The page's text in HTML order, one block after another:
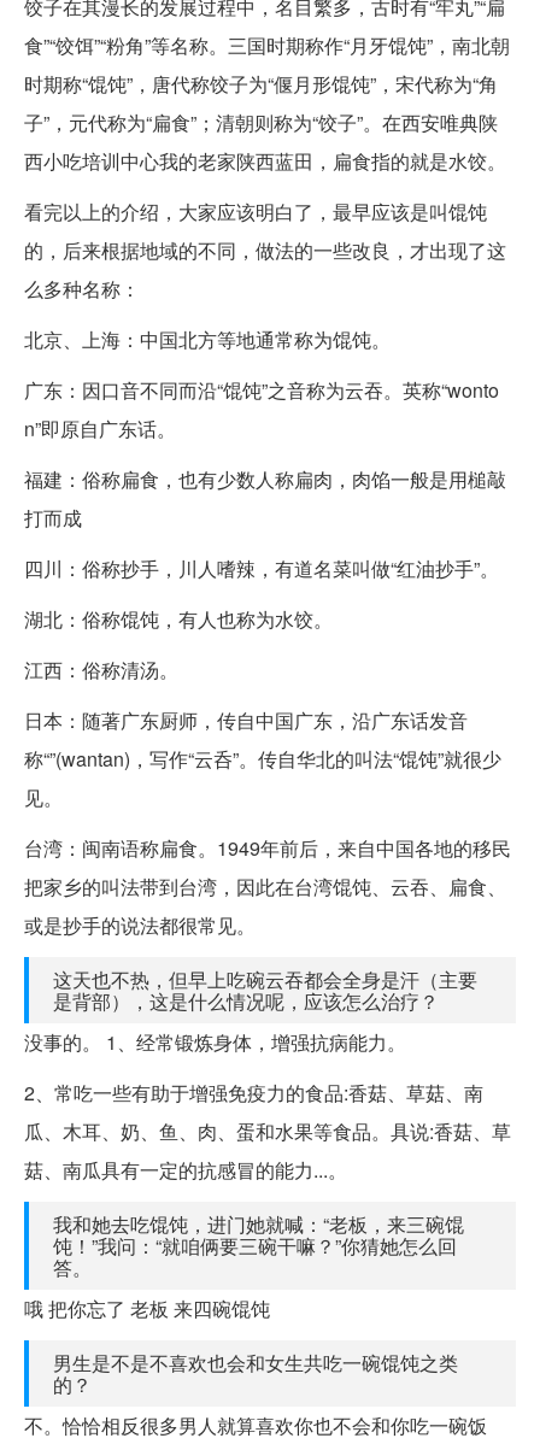
饺子在其漫长的发展过程中，名目繁多，古时有“牢丸”“扁
食”“饺饵”“粉角”等名称。三国时期称作“月牙馄饨”，南北朝
时期称“馄饨”，唐代称饺子为“偃月形馄饨”，宋代称为“角
子”，元代称为“扁食”；清朝则称为“饺子”。在西安唯典陕
西小吃培训中心我的老家陕西蓝田，扁食指的就是水饺。
看完以上的介绍，大家应该明白了，最早应该是叫馄饨
的，后来根据地域的不同，做法的一些改良，才出现了这
么多种名称：
北京、上海：中国北方等地通常称为馄饨。
广东：因口音不同而沿“馄饨”之音称为云吞。英称“wonto
n”即原自广东话。
福建：俗称扁食，也有少数人称扁肉，肉馅一般是用槌敲
打而成
四川：俗称抄手，川人嗜辣，有道名菜叫做“红油抄手”。
湖北：俗称馄饨，有人也称为水饺。
江西：俗称清汤。
日本：随著广东厨师，传自中国广东，沿广东话发音
称“”(wantan)，写作“云呑”。传自华北的叫法“馄饨”就很少
见。
台湾：闽南语称扁食。1949年前后，来自中国各地的移民
把家乡的叫法带到台湾，因此在台湾馄饨、云吞、扁食、
或是抄手的说法都很常见。
这天也不热，但早上吃碗云吞都会全身是汗（主要
是背部），这是什么情况呢，应该怎么治疗？
没事的。 1、经常锻炼身体，增强抗病能力。
2、常吃一些有助于增强免疫力的食品:香菇、草菇、南
瓜、木耳、奶、鱼、肉、蛋和水果等食品。具说:香菇、草
菇、南瓜具有一定的抗感冒的能力...。
我和她去吃馄饨，进门她就喊：“老板，来三碗馄
饨！”我问：“就咱俩要三碗干嘛？”你猜她怎么回
答。
哦 把你忘了 老板 来四碗馄饨
男生是不是不喜欢也会和女生共吃一碗馄饨之类
的？
不。恰恰相反很多男人就算喜欢你也不会和你吃一碗饭